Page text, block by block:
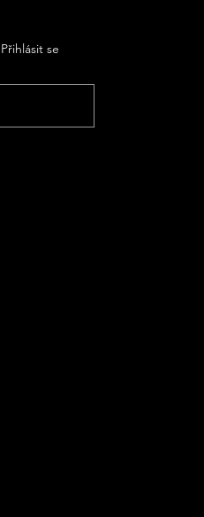
Přihlásit se